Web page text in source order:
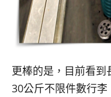
更棒的是，目前看
30公斤不限件數行